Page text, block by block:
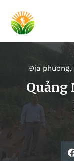
Địa phương,
Quảng